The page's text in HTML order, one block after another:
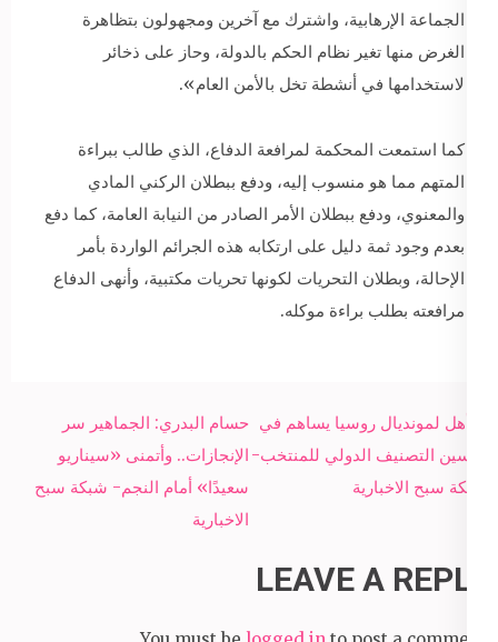
الجماعة الإرهابية، واشترك مع آخرين ومجهولون بتظاهرة
الغرض منها تغير نظام الحكم بالدولة، وحاز على ذخائر
لاستخدامها في أنشطة تخل بالأمن العام».
كما استمعت المحكمة لمرافعة الدفاع، الذي طالب ببراءة
المتهم مما هو منسوب إليه، ودفع ببطلان الركني المادي
والمعنوي، ودفع ببطلان الأمر الصادر من النيابة العامة، كما دفع
بعدم وجود ثمة دليل على ارتكابه هذه الجرائم الواردة بأمر
الإحالة، وبطلان التحريات لكونها تحريات مكتبية، وأنهى الدفاع
مرافعته بطلب براءة موكله.
Post
navigation
حسام البدري: الجماهير سر
الإنجازات.. وأتمنى «سيناريو
سعيدًا» أمام النجم- شبكة سبح
الاخبارية
التأهل لمونديال روسيا يساهم في
تحسين التصنيف الدولي للمنتخب-
شبكة سبح الاخبارية
LEAVE A REPLY